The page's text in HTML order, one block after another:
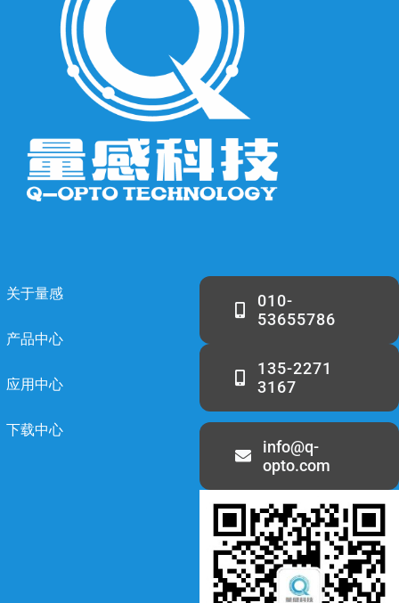
关于量感
产品中心
应用中心
下载中心
010-
53655786
135-2271
3167
info@q-
opto.com